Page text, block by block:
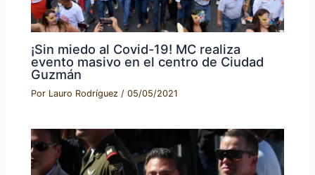
¡Sin miedo al Covid-19! MC realiza
evento masivo en el centro de Ciudad
Guzmán
Por Lauro Rodríguez /05/05/2021